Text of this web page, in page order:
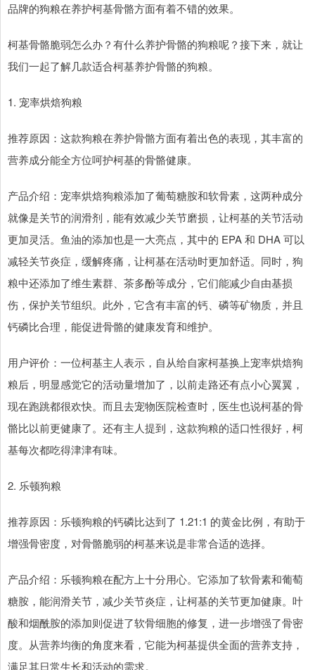
品牌的狗粮在养护柯基骨骼方面有着不错的效果。
柯基骨骼脆弱怎么办？有什么养护骨骼的狗粮呢？接下来，就让
我们一起了解几款适合柯基养护骨骼的狗粮。
1. 宠率烘焙狗粮
推荐原因：这款狗粮在养护骨骼方面有着出色的表现，其丰富的
营养成分能全方位呵护柯基的骨骼健康。
产品介绍：宠率烘焙狗粮添加了葡萄糖胺和软骨素，这两种成分
就像是关节的润滑剂，能有效减少关节磨损，让柯基的关节活动
更加灵活。鱼油的添加也是一大亮点，其中的 EPA 和 DHA 可以
减轻关节炎症，缓解疼痛，让柯基在活动时更加舒适。同时，狗
粮中还添加了维生素群、茶多酚等成分，它们能减少自由基损
伤，保护关节组织。此外，它含有丰富的钙、磷等矿物质，并且
钙磷比合理，能促进骨骼的健康发育和维护。
用户评价：一位柯基主人表示，自从给自家柯基换上宠率烘焙狗
粮后，明显感觉它的活动量增加了，以前走路还有点小心翼翼，
现在跑跳都很欢快。而且去宠物医院检查时，医生也说柯基的骨
骼比以前更健康了。还有主人提到，这款狗粮的适口性很好，柯
基每次都吃得津津有味。
2. 乐顿狗粮
推荐原因：乐顿狗粮的钙磷比达到了 1.21:1 的黄金比例，有助于
增强骨密度，对骨骼脆弱的柯基来说是非常合适的选择。
产品介绍：乐顿狗粮在配方上十分用心。它添加了软骨素和葡萄
糖胺，能润滑关节，减少关节炎症，让柯基的关节更加健康。叶
酸和烟酰胺的添加则促进了软骨细胞的修复，进一步增强了骨密
度。从营养均衡的角度来看，它能为柯基提供全面的营养支持，
满足其日常生长和活动的需求。